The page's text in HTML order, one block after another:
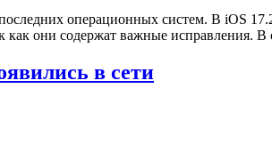
операционных систем. В iOS
как они содержат важные
в сети